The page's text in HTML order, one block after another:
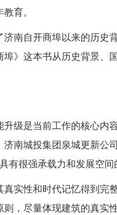
育。
南自开商埠以来的历史
》这本书从历史背景、
级是当前工作的核心内
南城投集团泉城更新公
很强承载力和发展空间
实性和时代记忆得到完
，尽量体现建筑的真实